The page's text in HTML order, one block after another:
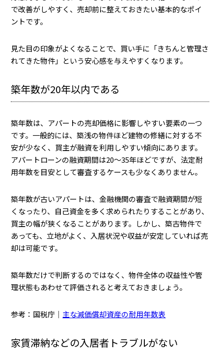
で改善がしやすく、売却前に整えておきたい基本的なポイ
ントです。
見た目の印象がよくなることで、買い手に「きちんと管理さ
れてきた物件」という安心感を与えやすくなります。
築年数が20年以内である
築年数は、アパートの売却価格に影響しやすい要素の一つ
です。一般的には、築浅の物件ほど建物の修繕に対する不
安が少なく、買主が融資を利用しやすい傾向にあります。
アパートローンの融資期間は20〜35年ほどですが、法定耐
用年数を目安として審査するケースも少なくありません。
築年数が古いアパートは、金融機関の審査で融資期間が短
くなったり、自己資金を多く求められたりすることがあり、
買主の幅が狭くなることがあります。しかし、築古物件で
あっても、立地がよく、入居状況や収益が安定していれば売
却は可能です。
築年数だけで判断するのではなく、物件全体の収益性や管
理状態もあわせて評価されると考えておきましょう。
参考：国税庁｜ 主な減価償却資産の耐用年数表
家賃滞納などの入居者トラブルがない